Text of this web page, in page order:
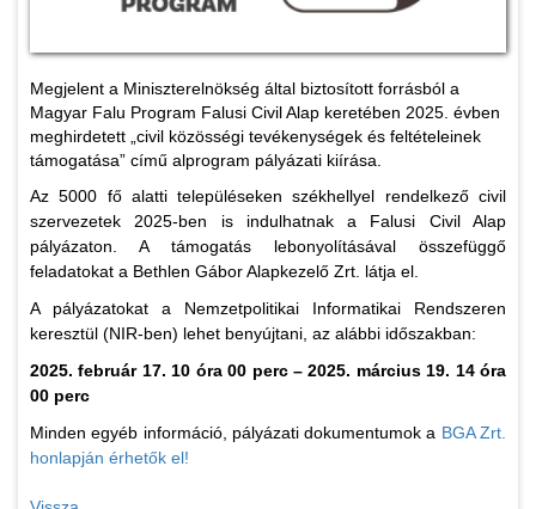
Megjelent a Miniszterelnökség által biztosított forrásból a
Magyar Falu Program Falusi Civil Alap keretében 2025. évben
meghirdetett „civil közösségi tevékenységek és feltételeinek
támogatása” című alprogram pályázati kiírása.
Az 5000 fő alatti településeken székhellyel rendelkező civil
szervezetek 2025-ben is indulhatnak a Falusi Civil Alap
pályázaton. A támogatás lebonyolításával összefüggő
feladatokat a Bethlen Gábor Alapkezelő Zrt. látja el.
A pályázatokat a Nemzetpolitikai Informatikai Rendszeren
keresztül (NIR-ben) lehet benyújtani, az alábbi időszakban:
2025. február 17. 10 óra 00 perc – 2025. március 19. 14 óra
00 perc
Minden egyéb információ, pályázati dokumentumok a BGA Zrt.
honlapján érhetők el!